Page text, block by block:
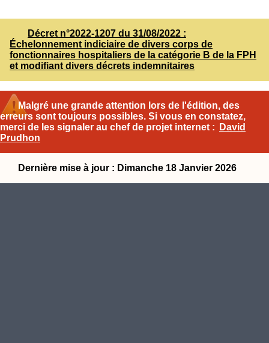
Décret n°2022-1207 du 31/08/2022 :
Échelonnement indiciaire de divers corps de
fonctionnaires hospitaliers de la catégorie B de la FPH
et modifiant divers décrets indemnitaires
Malgré une grande attention lors de l'édition, des
erreurs sont toujours possibles. Si vous en constatez,
merci de les signaler au chef de projet internet :
David
Prudhon
Dernière mise à jour : Dimanche 18 Janvier 2026